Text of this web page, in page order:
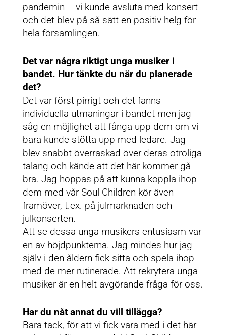
pandemin – vi kunde avsluta med konsert
och det blev på så sätt en positiv helg för
hela församlingen.
Det var några riktigt unga musiker i
bandet. Hur tänkte du när du planerade
det?
Det var först pirrigt och det fanns
individuella utmaningar i bandet men jag
såg en möjlighet att fånga upp dem om vi
bara kunde stötta upp med ledare. Jag
blev snabbt överraskad över deras otroliga
talang och kände att det här kommer gå
bra. Jag hoppas på att kunna koppla ihop
dem med vår Soul Children-kör även
framöver, t.ex. på julmarknaden och
julkonserten.
Att se dessa unga musikers entusiasm var
en av höjdpunkterna. Jag mindes hur jag
själv i den åldern fick sitta och spela ihop
med de mer rutinerade. Att rekrytera unga
musiker är en helt avgörande fråga för oss.
Har du nåt annat du vill tillägga?
Bara tack, för att vi fick vara med i det här